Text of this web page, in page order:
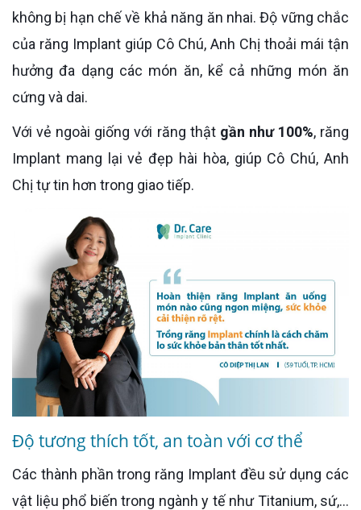
không bị hạn chế về khả năng ăn nhai. Độ vững chắc
của răng Implant giúp Cô Chú, Anh Chị thoải mái tận
hưởng đa dạng các món ăn, kể cả những món ăn
cứng và dai.
Với vẻ ngoài giống với răng thật gần như 100%, răng
Implant mang lại vẻ đẹp hài hòa, giúp Cô Chú, Anh
Chị tự tin hơn trong giao tiếp.
Độ tương thích tốt, an toàn với cơ thể
Các thành phần trong răng Implant đều sử dụng các
vật liệu phổ biến trong ngành y tế như Titanium, sứ,...